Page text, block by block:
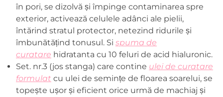
în pori, se dizolvă și împinge contaminarea spre
exterior, activează celulele adânci ale pielii,
întărind stratul protector, netezind ridurile și
îmbunătățind tonusul. Si spuma de
curatare hidratanta cu 10 feluri de acid hialuronic.
Set. nr.3 (jos stanga) care contine ulei de curatare
formulat cu ulei de semințe de floarea soarelui, se
topește ușor și eficient orice urmă de machiaj și